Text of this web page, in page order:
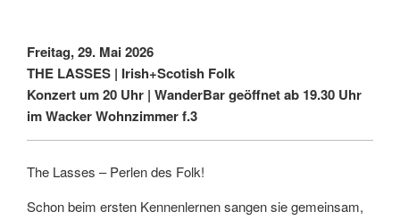
Freitag, 29. Mai 2026
THE LASSES | Irish+Scotish Folk
Konzert um 20 Uhr | WanderBar geöffnet ab 19.30 Uhr
im Wacker Wohnzimmer f.3
The Lasses – Perlen des Folk!
Schon beim ersten Kennenlernen sangen sie gemeinsam,